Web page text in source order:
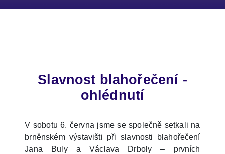
Slavnost blahořečení -
ohlédnutí
V sobotu 6. června jsme se společně setkali na
brněnském výstavišti při slavnosti blahořečení
Jana Buly a Václava Drboly – prvních